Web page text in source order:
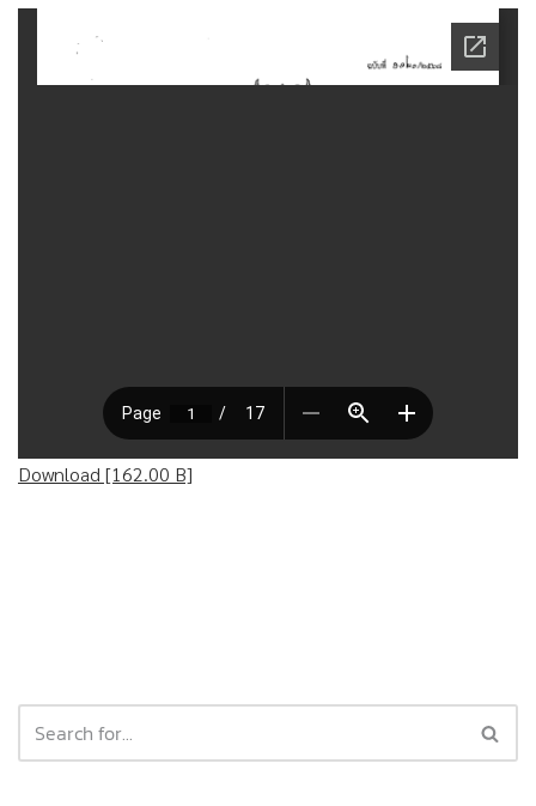
Download [162.00 B]